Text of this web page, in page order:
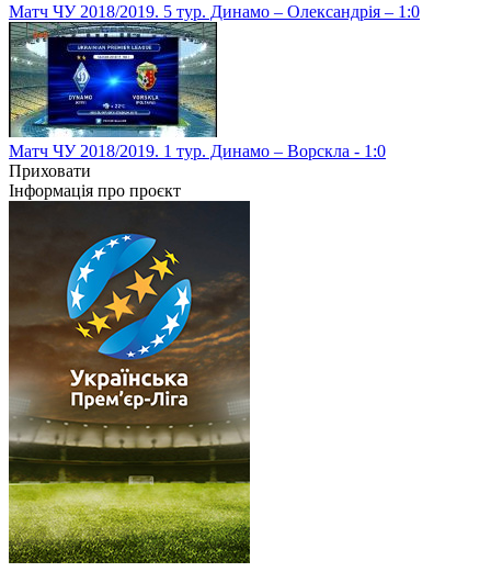
Матч ЧУ 2018/2019. 5 тур. Динамо – Олександрія – 1:0
Матч ЧУ 2018/2019. 1 тур. Динамо – Ворскла - 1:0
Приховати
Інформація про проєкт